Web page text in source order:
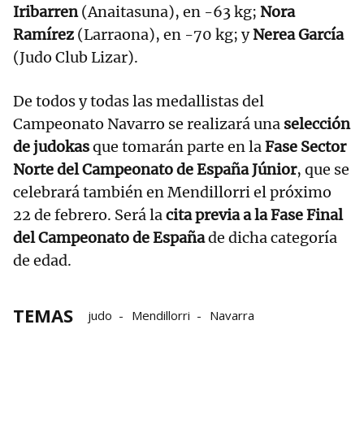
Iribarren(Anaitasuna), en -63 kg; Nora
Ramírez (Larraona), en -70 kg; yNerea García
(Judo Club Lizar).
De todos y todas las medallistas del
Campeonato Navarro se realizará una selección
de judokasque tomarán parte en laFase Sector
Norte del Campeonato de España Júnior, que se
celebrará también en Mendillorri el próximo
22 de febrero. Será lacita previa a la Fase Final
del Campeonato de Españade dicha categoría
de edad.
TEMAS judo Mendillorri Navarra